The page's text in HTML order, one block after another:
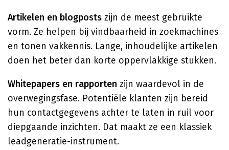
Artikelen en blogposts zijn de meest gebruikte
vorm. Ze helpen bij vindbaarheid in zoekmachines
en tonen vakkennis. Lange, inhoudelijke artikelen
doen het beter dan korte oppervlakkige stukken.
Whitepapers en rapporten zijn waardevol in de
overwegingsfase. Potentiële klanten zijn bereid
hun contactgegevens achter te laten in ruil voor
diepgaande inzichten. Dat maakt ze een klassiek
leadgeneratie-instrument.